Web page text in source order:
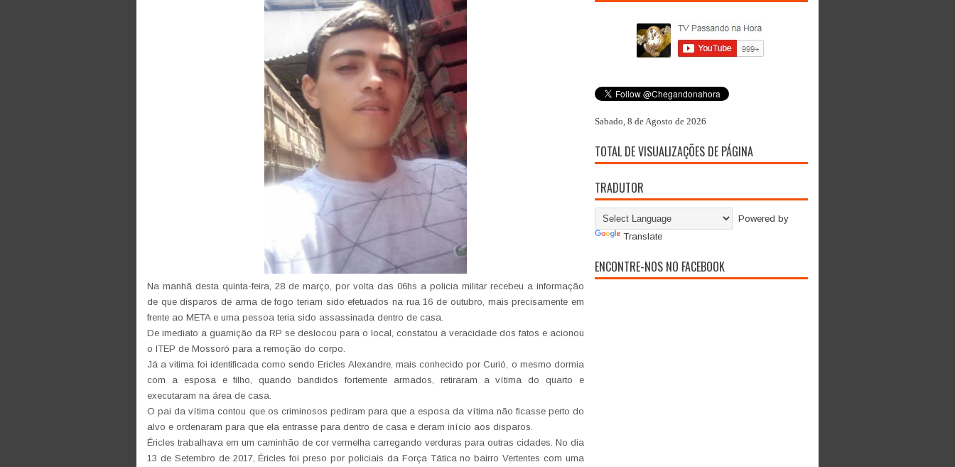
Na manhã desta quinta-feira, 28 de março, por volta das 06hs a policia militar recebeu a informação
de que disparos de arma de fogo teriam sido efetuados na rua 16 de outubro, mais precisamente em
frente ao META e uma pessoa teria sido assassinada dentro de casa.
De imediato a guarnição da RP se deslocou para o local, constatou a veracidade dos fatos e acionou
o ITEP de Mossoró para a remoção do corpo.
Já a vitima foi identificada como sendo Ericles Alexandre, mais conhecido por Curió, o mesmo dormia
com a esposa e filho, quando bandidos fortemente armados, retiraram a vítima do quarto e
executaram na área de casa.
O pai da vítima contou que os criminosos pediram para que a esposa da vítima não ficasse perto do
alvo e ordenaram para que ela entrasse para dentro de casa e deram início aos disparos.
Éricles trabalhava em um caminhão de cor vermelha carregando verduras para outras cidades. No dia
13 de Setembro de 2017, Éricles foi preso por policiais da Força Tática no bairro Vertentes com uma
Sabado, 8 de Agosto de 2026
TOTAL DE VISUALIZAÇÕES DE PÁGINA
TRADUTOR
Powered by
Translate
ENCONTRE-NOS NO FACEBOOK